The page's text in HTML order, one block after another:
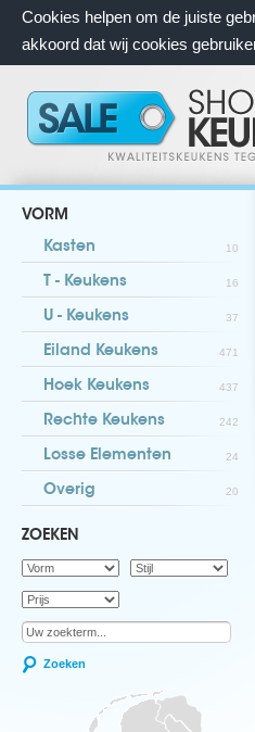
Cookies helpen om de juiste
akkoord dat wij cookies
VORM
Kasten 10
T - Keukens 16
U - Keukens 37
Eiland Keukens 471
Hoek Keukens 437
Rechte Keukens 242
Losse Elementen 24
Overig 20
ZOEKEN
Zoeken